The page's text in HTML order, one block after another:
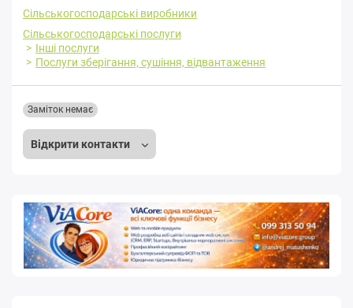
Сільськогосподарські виробники
Сільськогосподарські послуги
Інші послуги
Послуги зберігання, сушіння, відвантаження
Відкрити контакти
Заміток немає